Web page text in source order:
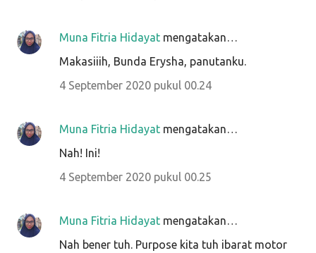
Muna Fitria Hidayat mengatakan…
Makasiiih, Bunda Erysha, panutanku.
4 September 2020 pukul 00.24
Muna Fitria Hidayat mengatakan…
Nah! Ini!
4 September 2020 pukul 00.25
Muna Fitria Hidayat mengatakan…
Nah bener tuh. Purpose kita tuh ibarat motor